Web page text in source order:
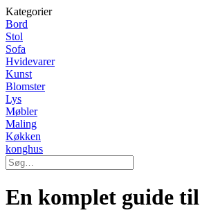
Kategorier
Bord
Stol
Sofa
Hvidevarer
Kunst
Blomster
Lys
Møbler
Maling
Køkken
konghus
En komplet guide